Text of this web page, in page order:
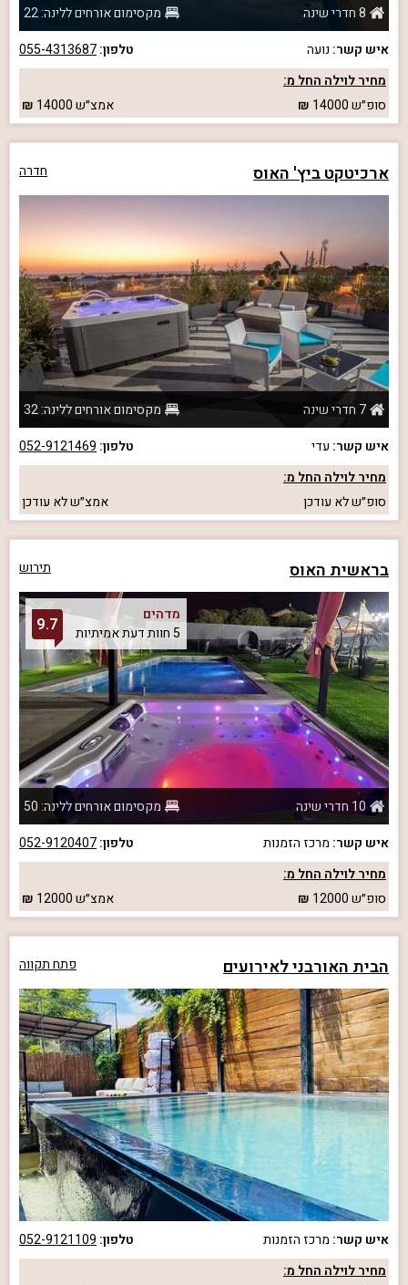
8 חדרי שינה
מקסימום אורחים ללינה: 22
איש קשר: נועה טלפון:055-4313687
מחיר לוילה החל מ:
סופ״ש14000 אמצ״ש14000
ארכיטקט ביץ' האוס חדרה
7 חדרי שינה
מקסימום אורחים ללינה: 32
איש קשר: עדי טלפון: 052-9121469
מחיר לוילה החל מ:
סופ״שלא עודכן אמצ״שלא עודכן
בראשית האוס תירוש
מדהים
5 חוות דעת אמיתיות
9.7
10 חדרי שינה
מקסימום אורחים ללינה: 50
איש קשר: מרכז הזמנות טלפון:052-9120407
מחיר לוילה החל מ:
סופ״ש12000 אמצ״ש12000
הבית האורבני לאירועים פתח תקווה
איש קשר: מרכז הזמנות טלפון: 052-9121109
מחיר לוילה החל מ: